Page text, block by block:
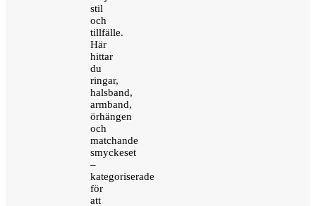
stil
och
tillfälle.
Här
hittar
du
ringar,
halsband,
armband,
örhängen
och
matchande
smyckeset
–
kategoriserade
för
att